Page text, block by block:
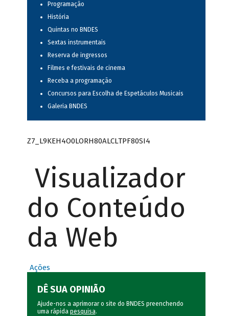
Programação
História
Quintas no BNDES
Sextas instrumentais
Reserva de ingressos
Filmes e festivais de cinema
Receba a programação
Concursos para Escolha de Espetáculos Musicais
Galeria BNDES
Z7_L9KEH4O0LORH80ALCLTPF80SI4
Visualizador
do Conteúdo
da Web
Ações
DÊ SUA OPINIÃO
Ajude-nos a aprimorar o site do BNDES preenchendo
uma rápida pesquisa.